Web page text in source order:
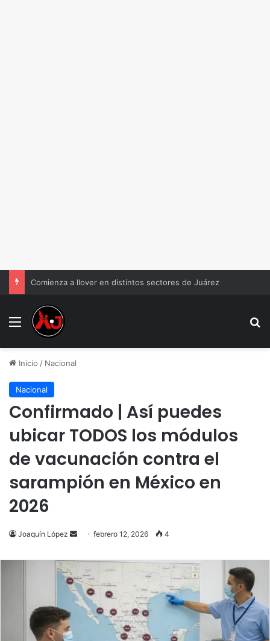
Comienza a llover en distintos sectores de Juárez
Menu
Inicio / Nacional
Nacional
Confirmado | Así puedes
ubicar TODOS los módulos
de vacunación contra el
sarampión en México en
2026
Joaquín López
Send
email
febrero 12, 2026 4